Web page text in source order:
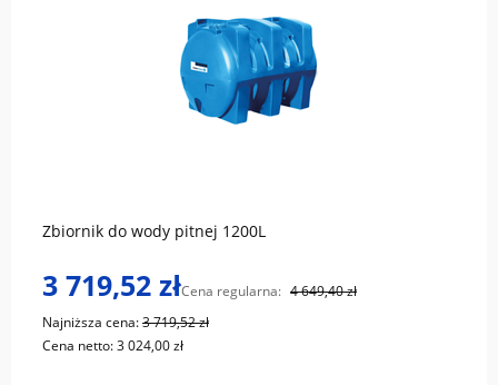
Zbiornik do wody pitnej 1200L
3 719,52 złCena regularna: 4 649,40 zł
Najniższa cena:3 719,52 zł
Cena netto:3 024,00 zł